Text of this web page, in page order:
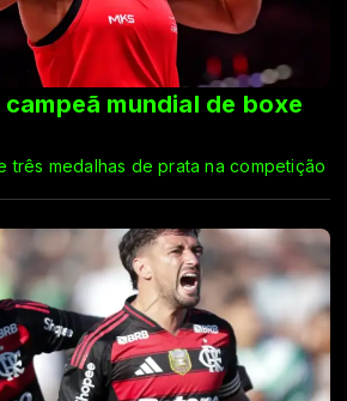
campeã mundial de boxe
três medalhas de prata na competição